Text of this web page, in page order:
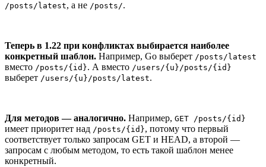
/posts/latest, а не /posts/.
Теперь в 1.22 при конфликтах выбирается наиболее
конкретный шаблон. Например, Go выберет /posts/latest
вместо /posts/{id}. А вместо /users/{u}/posts/{id}
выберет /users/{u}/posts/latest.
Для методов — аналогично. Например, GET /posts/{id}
имеет приоритет над /posts/{id}, потому что первый
соответствует только запросам GET и HEAD, а второй —
запросам с любым методом, то есть такой шаблон менее
конкретный.